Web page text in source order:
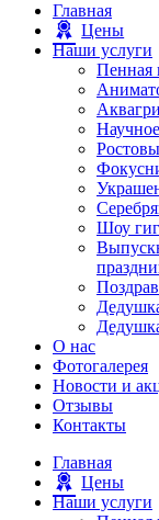
Главная
Цены
Наши услуги
Пенная
Шоу
О нас
Фотогалерея
Новости и
Отзывы
Контакты
Главная
Цены
Наши услуги